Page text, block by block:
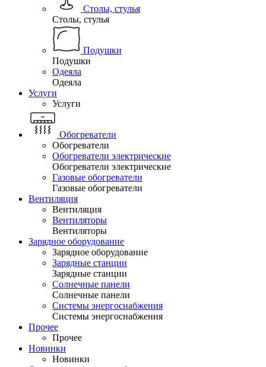
Столы, стулья
Столы, стулья
Подушки
Подушки
Одеяла
Одеяла
Услуги
Услуги
Обогреватели
Обогреватели
Обогреватели электрические
Обогреватели электрические
Газовые обогреватели
Газовые обогреватели
Вентиляция
Вентиляция
Вентиляторы
Вентиляторы
Зарядное оборудование
Зарядное оборудование
Зарядные станции
Зарядные станции
Солнечные панели
Солнечные панели
Системы энергоснабжения
Системы энергоснабжения
Прочее
Прочее
Новинки
Новинки